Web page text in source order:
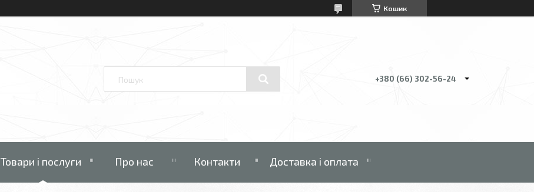
Кошик
+380 (66) 302-56-24
Товари і послуги Про нас Контакти Доставка і оплата